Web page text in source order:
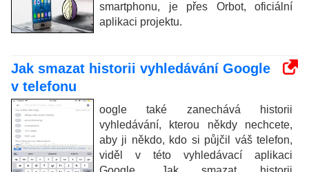
smartphonu, je přes Orbot, oficiální
aplikaci projektu.
Jak smazat historii vyhledávání Google
v telefonu
oogle také zanechává historii
vyhledávání, kterou někdy nechcete,
aby ji někdo, kdo si půjčil váš telefon,
viděl v této vyhledávací aplikaci